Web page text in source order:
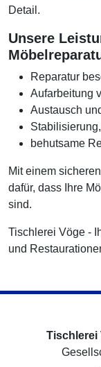
Detail.
Unsere
Reparatur
Aufarbeitung
Austausch
behutsame
Mit einem
dafür, dass Ihre
sind.
Tischlerei Vöge -
und
Tischlerei